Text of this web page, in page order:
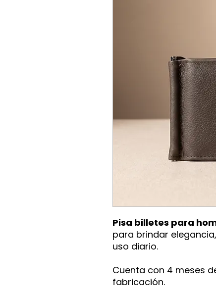
Pisa billetes para
para brindar
uso diario.
Cuenta con 4 meses
fabricación.